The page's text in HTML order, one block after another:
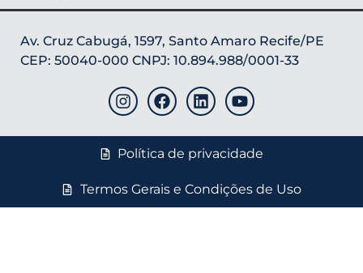
Av. Cruz Cabugá, 1597, Santo Amaro Recife/PE
CEP: 50040-000 CNPJ: 10.894.988/0001-33
Política de privacidade
Termos Gerais e Condições de Uso